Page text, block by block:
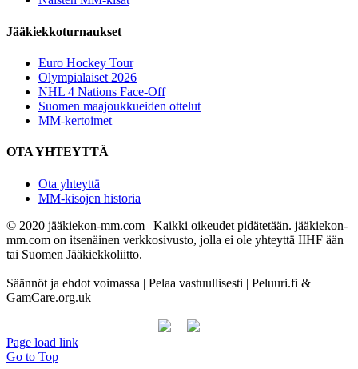
Jääkiekkoturnaukset
Euro Hockey Tour
Olympialaiset 2026
NHL 4 Nations Face-Off
Suomen maajoukkueiden ottelut
MM-kertoimet
OTA YHTEYTTÄ
Ota yhteyttä
MM-kisojen historia
© 2020 jääkiekon-mm.com | Kaikki oikeudet pidätetään. jääkiekon-
mm.com on itsenäinen verkkosivusto, jolla ei ole yhteyttä IIHF ään
tai Suomen Jääkiekkoliitto.
Säännöt ja ehdot voimassa | Pelaa vastuullisesti | Peluuri.fi &
GamCare.org.uk
Page load link
Go to Top